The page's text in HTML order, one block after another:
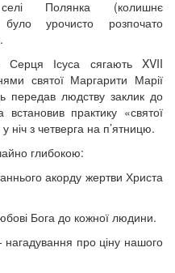
Полянка (колишнє
урочисто розпочато
Серця Ісуса сягають XVII
святої Маргарити Марії
передав людству заклик до
встановив практику «святої
з четверга на п’ятницю.
глибокою:
акорду жертви Христа
Бога до кожної людини.
про ціну нашого